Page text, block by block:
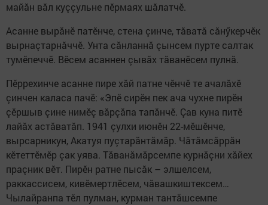
майăн вăл куççульне пӗрмаях шăлатчӗ.
Асанне вырăнӗ патӗнче, стена çинче, тăватă сăнӳкерчӗк
вырнаçтарнăччӗ. Унта сăнланнă çынсем пурте салтак
тумӗпеччӗ. Вӗсем асаннен çывăх тăванӗсем пулнă.
Пӗррехинче асанне пире хăй патне чӗнчӗ те ачалăхӗ
çинчен каласа пачӗ: «Эпӗ сирӗн пек ача чухне пирӗн
çӗршыв çине нимӗç вăрçăпа тапăнчӗ. Çав куна питӗ
лайăх астăватăп. 1941 çулхи июнӗн 22-мӗшӗнче,
вырсарникун, Акатуя пуçтарăнтăмăр. Чăтăмсăррăн
кӗтеттӗмӗр çак уява. Тăванăмăрсемпе курнăçни хăйех
праçник вӗт. Пирӗн ратне пысăк – элшелсем,
раккассисем, кивӗмертлӗсем, чăвашкиштексем…
Чылайранпа тӗл пулман, курман тантăшсемпе